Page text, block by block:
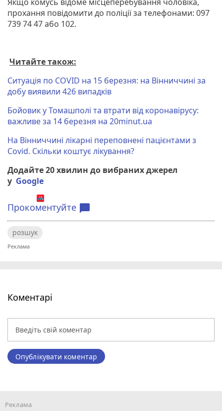
прохання повідомити до поліції за телефонами: 097
739 74 47 або 102.
Читайте також:
Ситуація по COVID на 15 березня: на Вінниччині за
добу виявили 426 випадків
Бойовик у Томашполі та втрати від коронавірусу:
важливе за 14 березня на 20minut.ua
На Вінниччині лікарні переповнені пацієнтами з
Covid. Скільки коштує лікування?
Додайте 20 хвилин до вибраних джерел
у Google
Прокоментуйте chat_bubble
розшук
Коментарі
Опублікувати коментар